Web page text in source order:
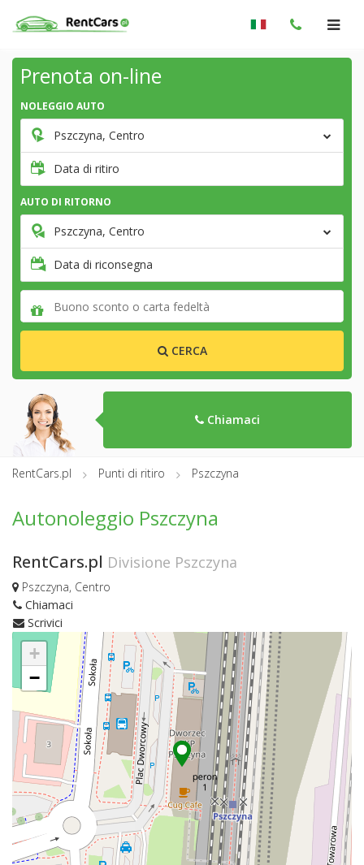
Prenota on-line
NOLEGGIO AUTO
Pszczyna, Centro
Data di ritiro
AUTO DI RITORNO
Pszczyna, Centro
Data di riconsegna
CERCA
Chiamaci
RentCars.pl Punti di ritiro Pszczyna
Autonoleggio Pszczyna
RentCars.pl Divisione Pszczyna
Pszczyna, Centro
Chiamaci
Scrivici
+
−